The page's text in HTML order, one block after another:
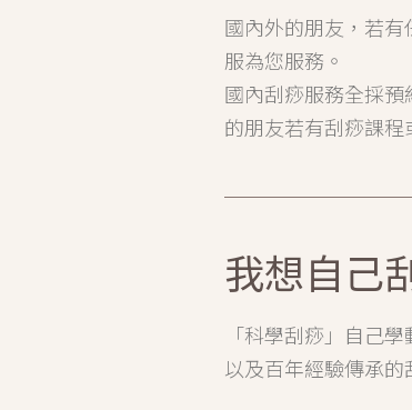
國內外的朋友，若
服為您服務。
國內刮痧服務全採
的朋友若有刮痧課程
我想自己刮
「科學刮痧」自己
以及百年經驗傳承的